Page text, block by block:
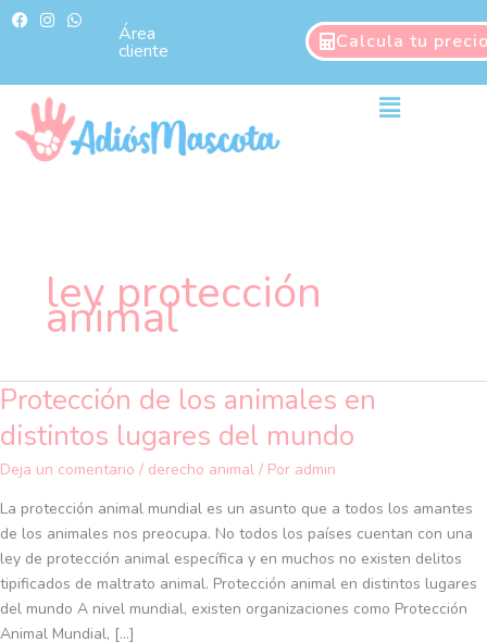
F
a
b
k
I
n
a
g
a
m
W
h
s
p
p
Área
cliente Calcula tu
Main
ley protección
animal
Protección de los animales en
distintos lugares del mundo
Deja un comentario / derecho animal / Por admin
La protección animal mundial es un asunto que a todos los amantes
de los animales nos preocupa. No todos los países cuentan con una
ley de protección animal específica y en muchos no existen delitos
tipificados de maltrato animal. Protección animal en distintos lugares
del mundo A nivel mundial, existen organizaciones como Protección
Animal Mundial, […]
Protección
los
animales
distintos
lugares
del
mundo